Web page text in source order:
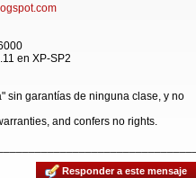
en XP-SP2
sin garantías de ninguna clase, y no
and confers no rights.
Responder a este mensaje